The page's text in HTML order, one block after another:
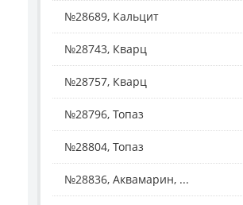
№28689, Кальцит
№28743, Кварц
№28757, Кварц
№28796, Топаз
№28804, Топаз
№28836, Аквамарин, ...